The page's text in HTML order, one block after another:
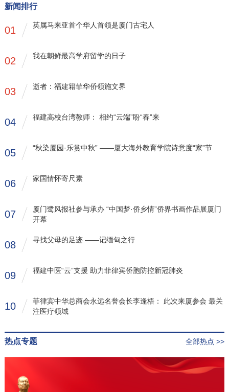
新闻排行
01 英属马来亚首个华人首领是厦门古宅人
02 我在朝鲜最高学府留学的日子
03 逝者：福建籍菲华侨领施文界
04 福建高校台湾教师： 相约“云端”盼“春”来
05 “秋染厦园·乐赏中秋” ——厦大海外教育学院诗意度“家”节
06 家国情怀寄尺素
07
厦门鹭风报社参与承办 “中国梦·侨乡情”侨界书画作品展厦门
开幕
08 寻找父母的足迹 ——记缅甸之行
09 福建中医“云”支援 助力菲律宾侨胞防控新冠肺炎
10
菲律宾中华总商会永远名誉会长李逢梧： 此次来厦参会 最关
注医疗领域
热点专题 全部热点 >>